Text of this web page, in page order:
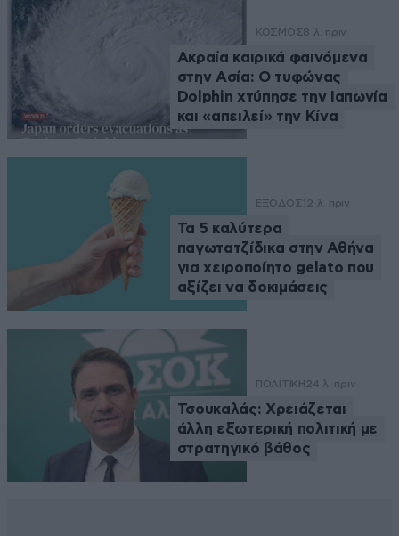
ΚΟΣΜΟΣ8 λ. πριν
Ακραία καιρικά φαινόμενα
στην Ασία: Ο τυφώνας
Dolphin χτύπησε την Ιαπωνία
και «απειλεί» την Κίνα
ΕΞΟΔΟΣ 12 λ. πριν
Τα 5 καλύτερα
παγωτατζίδικα στην Αθήνα
για χειροποίητο gelato που
αξίζει να δοκιμάσεις
ΠΟΛΙΤΙΚΗ24 λ. πριν
Τσουκαλάς: Xρειάζεται
άλλη εξωτερική πολιτική με
στρατηγικό βάθος